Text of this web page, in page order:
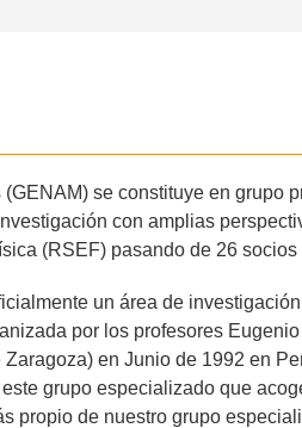
se constituye en grupo
con amplias
(RSEF) pasando de 26
un área de
por los profesores
en Junio de 1992 en
grupo especializado que
propio de nuestro grupo